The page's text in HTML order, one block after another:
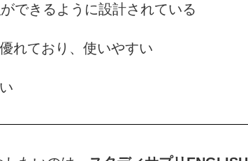
できるように設計されている
れており、使いやすい